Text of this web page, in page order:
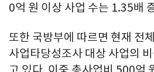
0억 원 이상 사업 수는 1.35배
또한 국방부에 따르면 현재 전
사업타당성조사 대상 사업의